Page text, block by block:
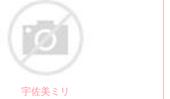
宇佐美ミリ